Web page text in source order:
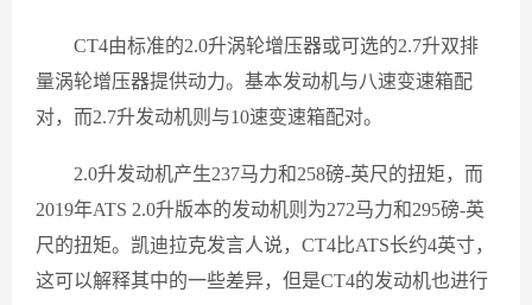
CT4由标准的2.0升涡轮增压器或可选的2.7升双排
量涡轮增压器提供动力。基本发动机与八速变速箱配
对，而2.7升发动机则与10速变速箱配对。
2.0升发动机产生237马力和258磅-英尺的扭矩，而
2019年ATS 2.0升版本的发动机则为272马力和295磅-英
尺的扭矩。凯迪拉克发言人说，CT4比ATS长约4英寸，
这可以解释其中的一些差异，但是CT4的发动机也进行